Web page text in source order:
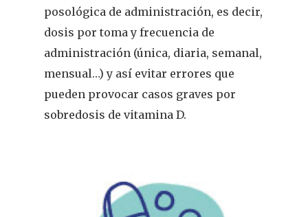
posológica de administración, es decir,
dosis por toma y frecuencia de
administración (única, diaria, semanal,
mensual…) y así evitar errores que
pueden provocar casos graves por
sobredosis de vitamina D.